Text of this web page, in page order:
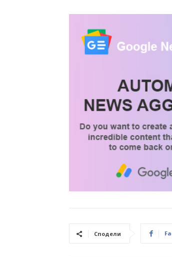
Сподели